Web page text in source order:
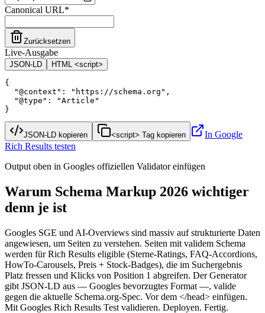
Canonical URL*
Zurücksetzen
Live-Ausgabe
JSON-LD HTML <script>
{
  "@context": "https://schema.org",
  "@type": "Article"
}
JSON-LD kopieren <script> Tag kopieren
In Google
Rich Results testen
Output oben in Googles offiziellen Validator einfügen
Warum Schema Markup 2026 wichtiger
denn je ist
Googles SGE und AI-Overviews sind massiv auf strukturierte Daten
angewiesen, um Seiten zu verstehen. Seiten mit validem Schema
werden für Rich Results eligible (Sterne-Ratings, FAQ-Accordions,
HowTo-Carousels, Preis + Stock-Badges), die im Suchergebnis
Platz fressen und Klicks von Position 1 abgreifen. Der Generator
gibt JSON-LD aus — Googles bevorzugtes Format —, valide
gegen die aktuelle Schema.org-Spec. Vor dem </head> einfügen.
Mit Googles Rich Results Test validieren. Deployen. Fertig.